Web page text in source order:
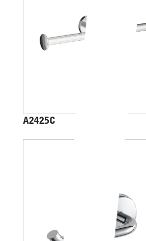
A2425C